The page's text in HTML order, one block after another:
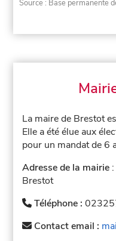
Source : Base permanente
La maire de Brestot
Elle a été élue aux
pour un mandat de 6
Adresse de la mairie
Brestot
Téléphone :
Contact email :